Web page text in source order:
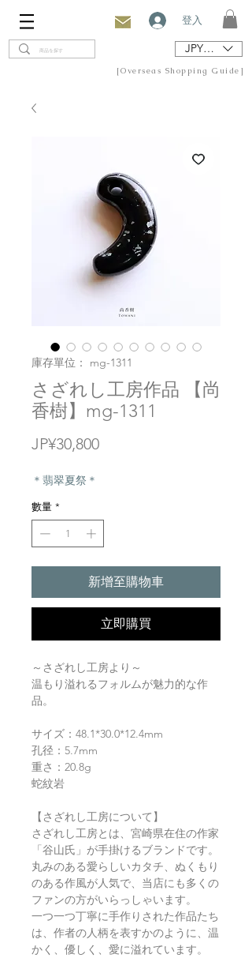
登入
JPY (¥)
[Overseas Shopping Guide]
庫存單位： mg-1311
さざれし工房作品 【尚
香樹】mg-1311
JP¥30,800價
＊翡翠夏祭＊
數量 *
新增至購物車
立即購買
～さざれし工房より～
温もり溢れるフォルムが魅力的な作
品。
サイズ：48.1*30.0*12.4mm
孔径：5.7mm
重さ：20.8g
蛇紋岩
【さざれし工房について】
さざれし工房とは、宮崎県在住の作家
「谷山氏」が手掛けるブランドです。
丸みのある愛らしいカタチ、ぬくもり
のある作風が人気で、当店にも多くの
ファンの方がいらっしゃいます。
一つ一つ丁寧に手作りされた作品たち
は、作者の人柄を表すかのように、温
かく、優しく、愛に溢れています。